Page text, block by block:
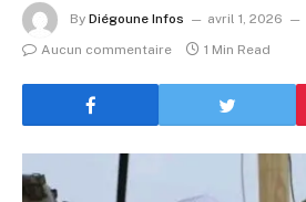
By Diégoune Infos avril 1, 2026
Aucun commentaire
1 Min Read